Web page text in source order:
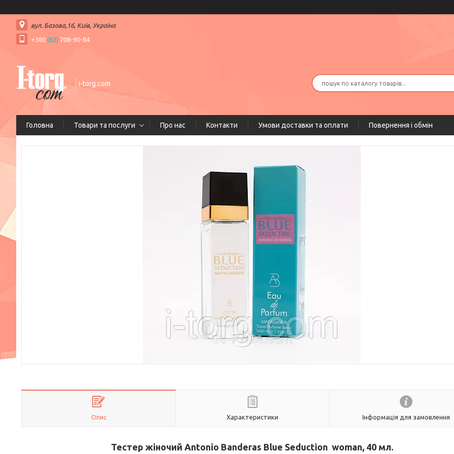
вул. Базова,16, Київ, Україна
+380 (63) 708-90-84
i-torg.com
Головна Товари та послуги Про нас Контакти Умови доставки та оплати Повернення і обмін
Опис Характеристики Інформація для замовлення
Тестер жіночий Antonio Banderas Blue Seduction woman, 40 мл.